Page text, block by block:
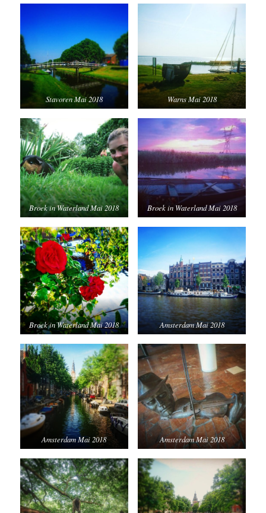
Stavoren Mai 2018 Warns Mai 2018
Broek in Waterland Mai 2018 Broek in Waterland Mai 2018
Broek in Waterland Mai 2018 Amsterdam Mai 2018
Amsterdam Mai 2018 Amsterdam Mai 2018